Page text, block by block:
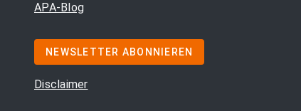
APA-Blog
NEWSLETTER ABONNIEREN
Disclaimer